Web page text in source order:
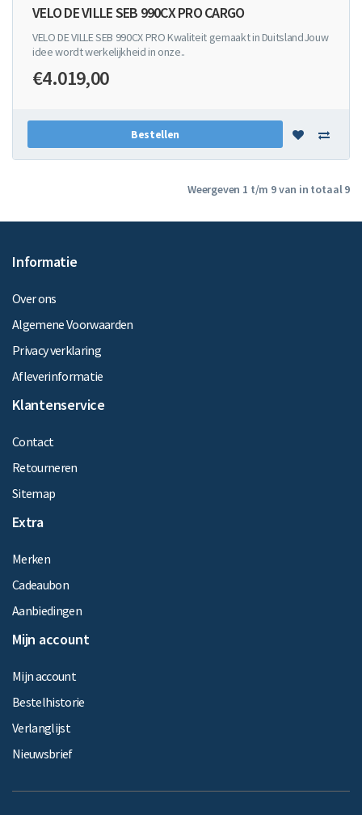
VELO DE VILLE SEB 990CX PRO CARGO
VELO DE VILLE SEB 990CX PRO Kwaliteit gemaakt in DuitslandJouw
idee wordt werkelijkheid in onze..
€4.019,00
Bestellen
Weergeven 1 t/m 9 van in totaal 9
Informatie
Over ons
Algemene Voorwaarden
Privacy verklaring
Afleverinformatie
Klantenservice
Contact
Retourneren
Sitemap
Extra
Merken
Cadeaubon
Aanbiedingen
Mijn account
Mijn account
Bestelhistorie
Verlanglijst
Nieuwsbrief